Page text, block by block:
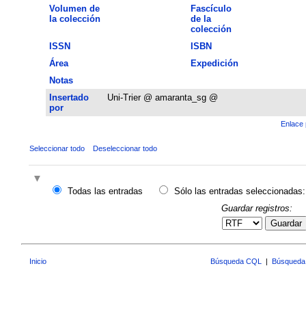
Volumen de
la colección
Fascículo
de la
colección
ISSN
ISBN
Área
Expedición
Notas
Insertado
por
Uni-Trier @ amaranta_sg @
Enlace
Seleccionar todo Deseleccionar todo
Todas las entradas
Sólo las entradas seleccionadas:
Guardar registros:
Guardar
Inicio Búsqueda CQL